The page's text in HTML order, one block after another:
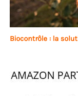
Biocontrôle : la